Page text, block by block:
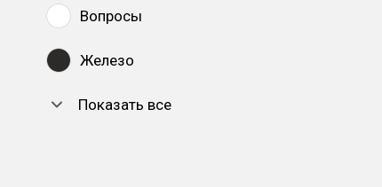
Вопросы
Железо
Показать все